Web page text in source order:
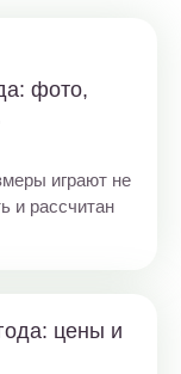
фото,
играют не
и рассчитан
цены и